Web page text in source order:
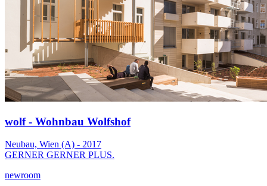
wolf - Wohnbau Wolfshof
Neubau, Wien (A) - 2017
GERNER GERNER PLUS.
newroom